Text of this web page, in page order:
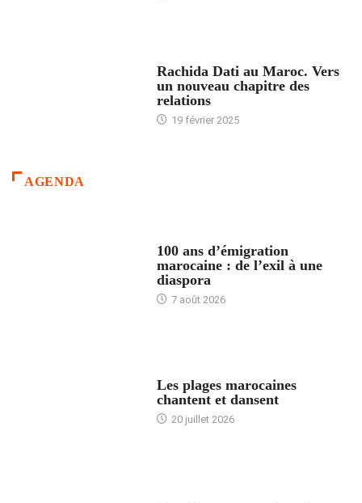
Rachida Dati au Maroc. Vers
un nouveau chapitre des
relations
19 février 2025
AGENDA
100 ans d’émigration
marocaine : de l’exil à une
diaspora
7 août 2026
Les plages marocaines
chantent et dansent
20 juillet 2026